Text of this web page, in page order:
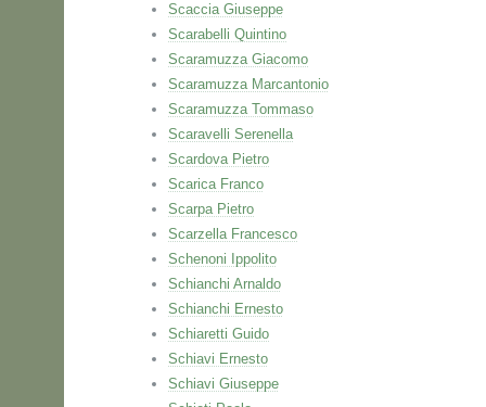
Scaccia Giuseppe
Scarabelli Quintino
Scaramuzza Giacomo
Scaramuzza Marcantonio
Scaramuzza Tommaso
Scaravelli Serenella
Scardova Pietro
Scarica Franco
Scarpa Pietro
Scarzella Francesco
Schenoni Ippolito
Schianchi Arnaldo
Schianchi Ernesto
Schiaretti Guido
Schiavi Ernesto
Schiavi Giuseppe